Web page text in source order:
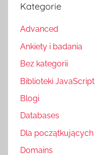
Kategorie
Advanced
Ankiety i badania
Bez kategorii
Biblioteki JavaScript
Blogi
Databases
Dla początkujących
Domains